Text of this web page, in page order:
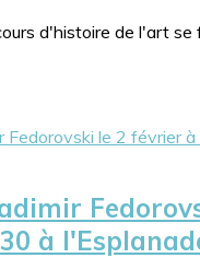
d'histoire de l'art se
à